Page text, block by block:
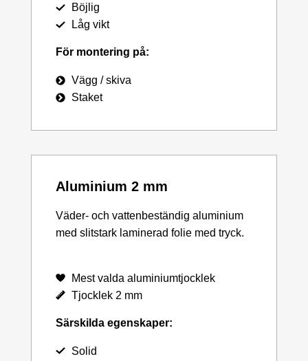
Böjlig
Låg vikt
För montering på:
Vägg / skiva
Staket
Aluminium 2 mm
Väder- och vattenbeständig aluminium
med slitstark laminerad folie med tryck.
Mest valda aluminiumtjocklek
Tjocklek 2 mm
Särskilda egenskaper:
Solid